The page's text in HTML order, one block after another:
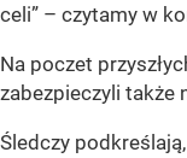
celi” – czytamy w
Na poczet
zabezpieczyli także
Śledczy